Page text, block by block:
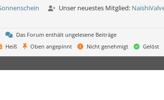
Unser neuestes Mitglied:
Das Forum enthält ungelesene Beiträge
Heiß Oben angepinnt Nicht genehmigt Gelöst